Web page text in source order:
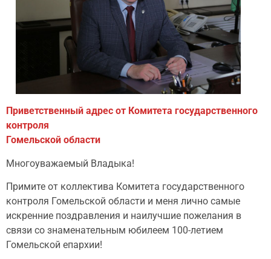
Приветственный адрес от Комитета государственного
контроля
Гомельской области
Многоуважаемый Владыка!
Примите от коллектива Комитета государственного
контроля Гомельской области и меня лично самые
искренние поздравления и наилучшие пожелания в
связи со знаменательным юбилеем 100-летием
Гомельской епархии!